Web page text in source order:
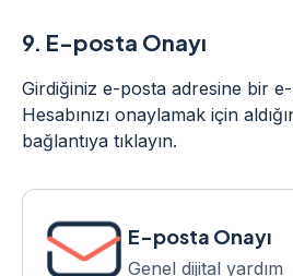
9. E-posta Onayı
Girdiğiniz e-posta adresine bir e-
Hesabınızı onaylamak için
bağlantıya tıklayın.
E-posta Onayı
Genel dijital yardım